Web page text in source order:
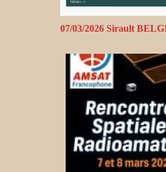
07/03/2026 Sirault